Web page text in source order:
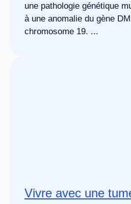
une pathologie génétique
à une anomalie du gène
chromosome 19. ...
Vivre avec une